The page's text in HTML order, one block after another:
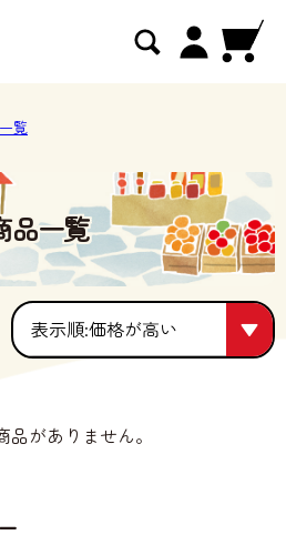
覧
品一覧
人気順
価格が高い
品がありません。